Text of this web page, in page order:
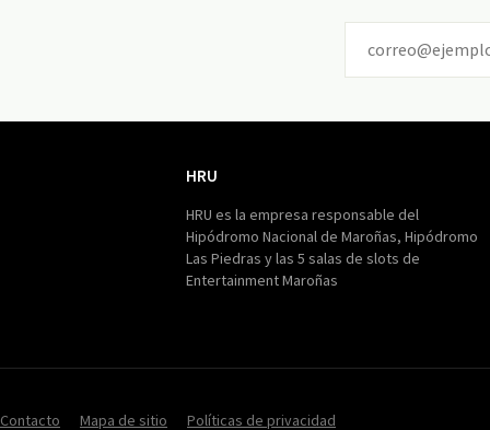
HRU
HRU es la empresa responsable del
Hipódromo Nacional de Maroñas, Hipódromo
Las Piedras y las 5 salas de slots de
Entertainment Maroñas
Contacto Mapa de sitio Políticas de privacidad